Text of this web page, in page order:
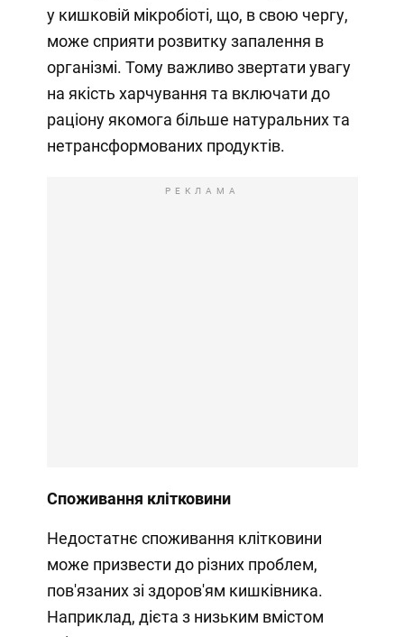
у кишковій мікробіоті, що, в свою чергу,
може сприяти розвитку запалення в
організмі. Тому важливо звертати увагу
на якість харчування та включати до
раціону якомога більше натуральних та
нетрансформованих продуктів.
РЕКЛАМА
Споживання клітковини
Недостатнє споживання клітковини
може призвести до різних проблем,
пов'язаних зі здоров'ям кишківника.
Наприклад, дієта з низьким вмістом